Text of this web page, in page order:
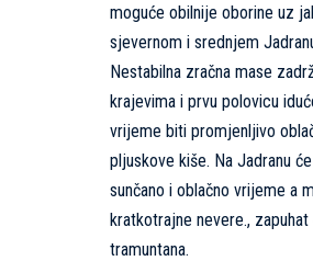
moguće obilnije oborine uz
sjevernom i srednjem
Nestabilna zračna mase
krajevima i prvu polovicu
vrijeme biti promjenljivo
pljuskove kiše. Na Jadranu
sunčano i oblačno vrijeme a
kratkotrajne nevere.,
tramuntana.